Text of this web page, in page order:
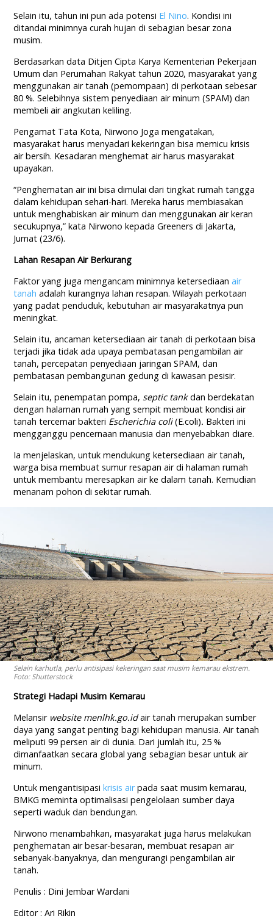
Selain itu, tahun ini pun ada potensi El Nino. Kondisi ini
ditandai minimnya curah hujan di sebagian besar zona
musim.
Berdasarkan data Ditjen Cipta Karya Kementerian Pekerjaan
Umum dan Perumahan Rakyat tahun 2020, masyarakat yang
menggunakan air tanah (pemompaan) di perkotaan sebesar
80 %. Selebihnya sistem penyediaan air minum (SPAM) dan
membeli air angkutan keliling.
Pengamat Tata Kota, Nirwono Joga mengatakan,
masyarakat harus menyadari kekeringan bisa memicu krisis
air bersih. Kesadaran menghemat air harus masyarakat
upayakan.
“Penghematan air ini bisa dimulai dari tingkat rumah tangga
dalam kehidupan sehari-hari. Mereka harus membiasakan
untuk menghabiskan air minum dan menggunakan air keran
secukupnya,” kata Nirwono kepada Greeners di Jakarta,
Jumat (23/6).
Lahan Resapan Air Berkurang
Faktor yang juga mengancam minimnya ketersediaanair
tanah adalah kurangnya lahan resapan. Wilayah perkotaan
yang padat penduduk, kebutuhan air masyarakatnya pun
meningkat.
Selain itu, ancaman ketersediaan air tanah di perkotaan bisa
terjadi jika tidak ada upaya pembatasan pengambilan air
tanah, percepatan penyediaan jaringan SPAM, dan
pembatasan pembangunan gedung di kawasan pesisir.
Selain itu, penempatan pompa, septic tankdan berdekatan
dengan halaman rumah yang sempit membuat kondisi air
tanah tercemar bakteri Escherichia coli(E.coli). Bakteri ini
mengganggu pencernaan manusia dan menyebabkan diare.
Ia menjelaskan, untuk mendukung ketersediaan air tanah,
warga bisa membuat sumur resapan air di halaman rumah
untuk membantu meresapkan air ke dalam tanah. Kemudian
menanam pohon di sekitar rumah.
Selain karhutla, perlu antisipasi kekeringan saat musim kemarau ekstrem.
Foto: Shutterstock
Strategi Hadapi Musim Kemarau
Melansir website menlhk.go.idair tanah merupakan sumber
daya yang sangat penting bagi kehidupan manusia. Air tanah
meliputi 99 persen air di dunia. Dari jumlah itu, 25 %
dimanfaatkan secara global yang sebagian besar untuk air
minum.
Untuk mengantisipasikrisis airpada saat musim kemarau,
BMKG meminta optimalisasi pengelolaan sumber daya
seperti waduk dan bendungan.
Nirwono menambahkan, masyarakat juga harus melakukan
penghematan air besar-besaran, membuat resapan air
sebanyak-banyaknya, dan mengurangi pengambilan air
tanah.
Penulis : Dini Jembar Wardani
Editor : Ari Rikin